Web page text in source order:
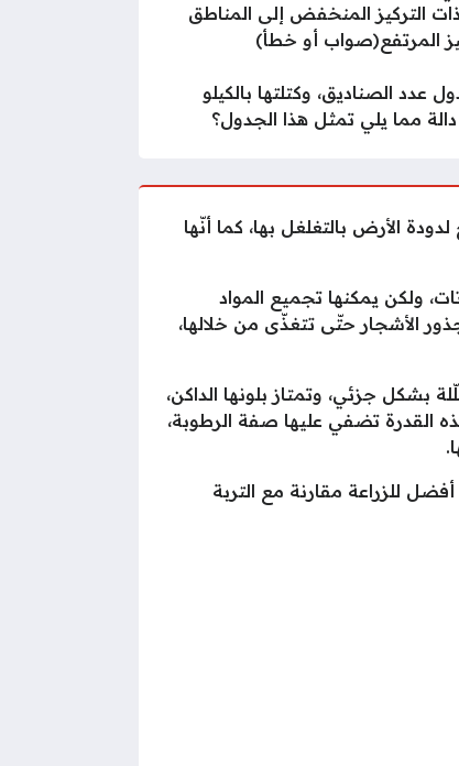
التركيز المنخفض إلى المناطق
المرتفع(صواب أو خطأ)
عدد الصناديق، وكتلتها بالكيلو
مما يلي تمثل هذا الجدول؟
الأرض بالتغلغل بها، كما أنّها
ولكن يمكنها تجميع المواد
الأشجار حتّى تتغذّى من خلالها،
بشكل جزئي، وتمتاز بلونها الداكن،
القدرة تضفي عليها صفة الرطوبة،
للزراعة مقارنة مع التربة